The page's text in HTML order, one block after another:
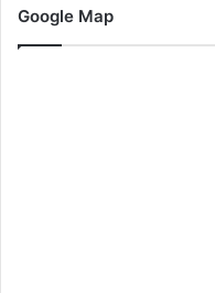
Google Map